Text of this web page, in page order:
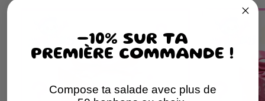
-10% SUR TA
PREMIÈRE COMMANDE !
Compose ta salade avec plus de